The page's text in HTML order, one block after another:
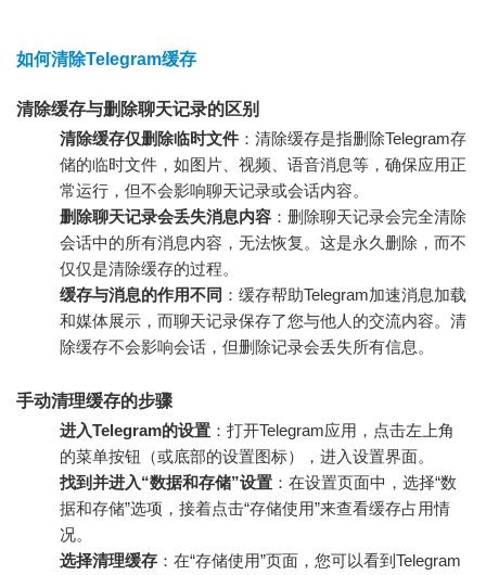
如何清除Telegram缓存
清除缓存与删除聊天记录的区别
清除缓存仅删除临时文件 ：清除缓存是指删除Telegram存
储的临时文件，如图片、视频、语音消息等，确保应用正
常运行，但不会影响聊天记录或会话内容。
删除聊天记录会丢失消息内容 ：删除聊天记录会完全清除
会话中的所有消息内容，无法恢复。这是永久删除，而不
仅仅是清除缓存的过程。
缓存与消息的作用不同 ：缓存帮助Telegram加速消息加载
和媒体展示，而聊天记录保存了您与他人的交流内容。清
除缓存不会影响会话，但删除记录会丢失所有信息。
手动清理缓存的步骤
进入Telegram的设置 ：打开Telegram应用，点击左上角
的菜单按钮（或底部的设置图标），进入设置界面。
找到并进入“数据和存储”设置 ：在设置页面中，选择“数
据和存储”选项，接着点击“存储使用”来查看缓存占用情
况。
选择清理缓存 ：在“存储使用”页面，您可以看到Telegram